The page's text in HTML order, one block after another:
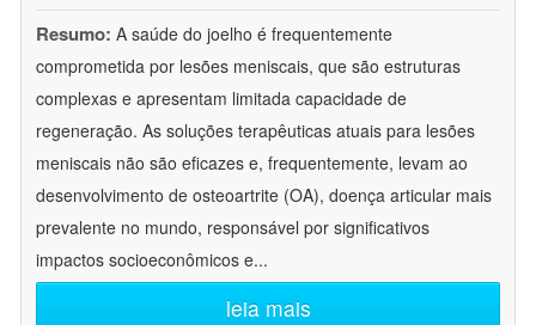
Resumo: A saúde do joelho é frequentemente
comprometida por lesões meniscais, que são estruturas
complexas e apresentam limitada capacidade de
regeneração. As soluções terapêuticas atuais para lesões
meniscais não são eficazes e, frequentemente, levam ao
desenvolvimento de osteoartrite (OA), doença articular mais
prevalente no mundo, responsável por significativos
impactos socioeconômicos e...
leia mais